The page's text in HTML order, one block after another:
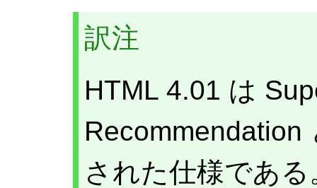
訳注
HTML 4.01 は
Recommendation
された仕様であ